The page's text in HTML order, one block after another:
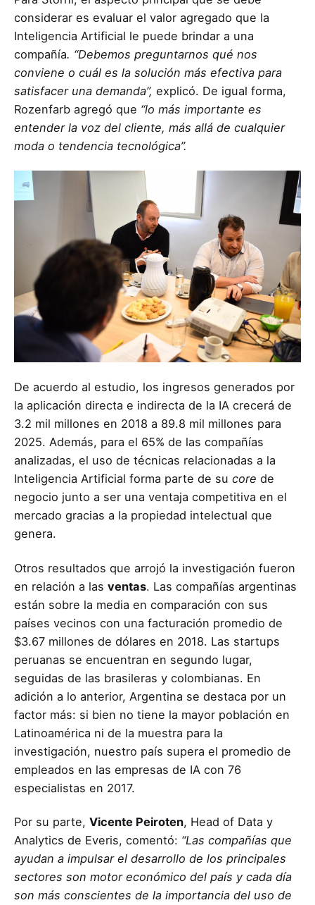
considerar es evaluar el valor agregado que la
Inteligencia Artificial le puede brindar a una
compañía. “Debemos preguntarnos qué nos
conviene o cuál es la solución más efectiva para
satisfacer una demanda”, explicó. De igual forma,
Rozenfarb agregó que “lo más importante es
entender la voz del cliente, más allá de cualquier
moda o tendencia tecnológica”.
De acuerdo al estudio, los ingresos generados por
la aplicación directa e indirecta de la IA crecerá de
3.2 mil millones en 2018 a 89.8 mil millones para
2025. Además, para el 65% de las compañías
analizadas, el uso de técnicas relacionadas a la
Inteligencia Artificial forma parte de su core de
negocio junto a ser una ventaja competitiva en el
mercado gracias a la propiedad intelectual que
genera.
Otros resultados que arrojó la investigación fueron
en relación a las ventas. Las compañías argentinas
están sobre la media en comparación con sus
países vecinos con una facturación promedio de
$3.67 millones de dólares en 2018. Las startups
peruanas se encuentran en segundo lugar,
seguidas de las brasileras y colombianas. En
adición a lo anterior, Argentina se destaca por un
factor más: si bien no tiene la mayor población en
Latinoamérica ni de la muestra para la
investigación, nuestro país supera el promedio de
empleados en las empresas de IA con 76
especialistas en 2017.
Por su parte, Vicente Peiroten, Head of Data y
Analytics de Everis, comentó: “Las compañías que
ayudan a impulsar el desarrollo de los principales
sectores son motor económico del país y cada día
son más conscientes de la importancia del uso de